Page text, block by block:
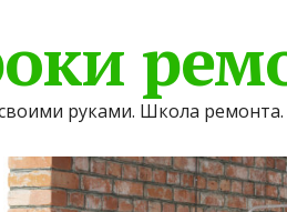
руками. Школа